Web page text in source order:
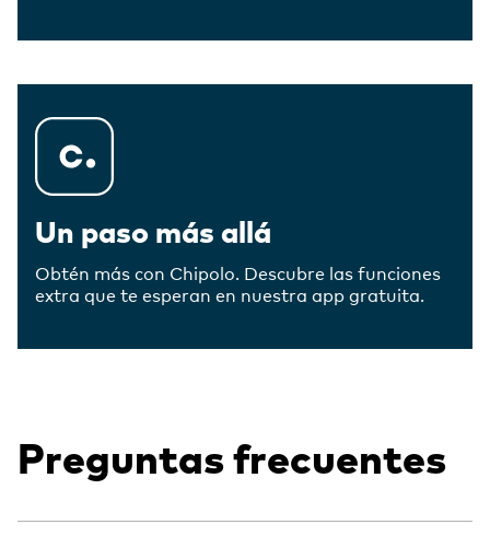
Un paso más allá
Obtén más con Chipolo. Descubre las funciones
extra que te esperan en nuestra app gratuita.
Preguntas frecuentes